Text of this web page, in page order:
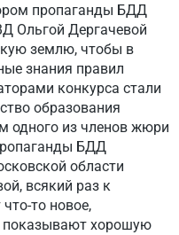
пропаганды БДД
Ольгой Дергачевой
землю, чтобы в
знания правил
конкурса стали
образования
одного из членов жюри
БДД
области
всякий раз к
то новое,
показывают хорошую